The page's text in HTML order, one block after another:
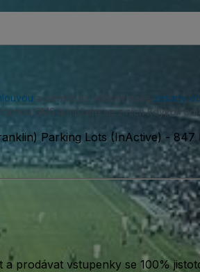
a berete na vědomí naše zásady
formou SMS a můžete se z nich kdykoli
Parking Lots (InActive) -847
prodávat vstupenky se 100%